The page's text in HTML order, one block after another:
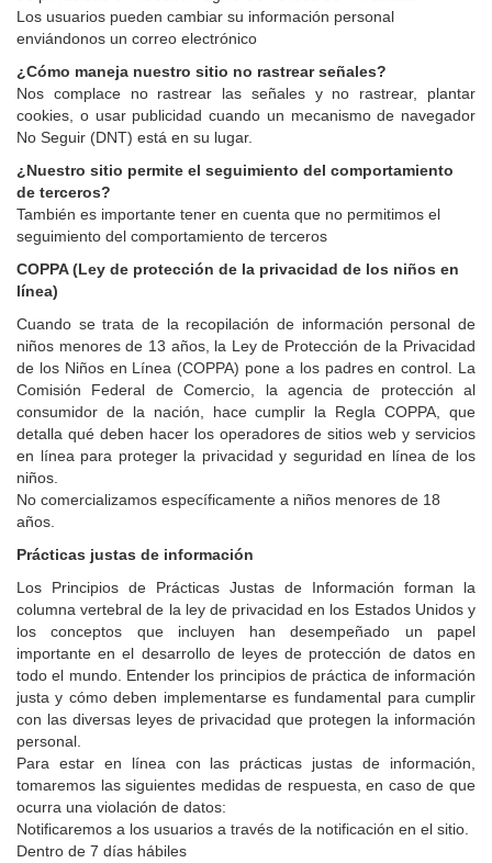
Los usuarios pueden cambiar su información personal
enviándonos un correo electrónico
¿Cómo maneja nuestro sitio no rastrear señales?
Nos complace no rastrear las señales y no rastrear, plantar
cookies, o usar publicidad cuando un mecanismo de navegador
No Seguir (DNT) está en su lugar.
¿Nuestro sitio permite el seguimiento del comportamiento
de terceros?
También es importante tener en cuenta que no permitimos el
seguimiento del comportamiento de terceros
COPPA (Ley de protección de la privacidad de los niños en
línea)
Cuando se trata de la recopilación de información personal de
niños menores de 13 años, la Ley de Protección de la Privacidad
de los Niños en Línea (COPPA) pone a los padres en control. La
Comisión Federal de Comercio, la agencia de protección al
consumidor de la nación, hace cumplir la Regla COPPA, que
detalla qué deben hacer los operadores de sitios web y servicios
en línea para proteger la privacidad y seguridad en línea de los
niños.
No comercializamos específicamente a niños menores de 18
años.
Prácticas justas de información
Los Principios de Prácticas Justas de Información forman la
columna vertebral de la ley de privacidad en los Estados Unidos y
los conceptos que incluyen han desempeñado un papel
importante en el desarrollo de leyes de protección de datos en
todo el mundo. Entender los principios de práctica de información
justa y cómo deben implementarse es fundamental para cumplir
con las diversas leyes de privacidad que protegen la información
personal.
Para estar en línea con las prácticas justas de información,
tomaremos las siguientes medidas de respuesta, en caso de que
ocurra una violación de datos:
Notificaremos a los usuarios a través de la notificación en el sitio.
Dentro de 7 días hábiles